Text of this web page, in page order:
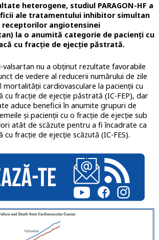
heterogene, studiul PARAGON-HF a
ale tratamentului inhibitor simultan
receptorilor angiotensinei
la o anumită categorie de pacienți cu
cu fracție de ejecție păstrată.
valsartan nu a obținut rezultate favorabile
de vedere al reducerii numărului de zile
mortalității cardiovasculare la pacienții cu
cu fracție de ejecție păstrată (IC-FEP), dar
aduce beneficii în anumite grupuri de
și pacienții cu o fracție de ejecție sub
atât de scăzute pentru a fi încadrate ca
cu fracție de ejecție scăzută (IC-FES).